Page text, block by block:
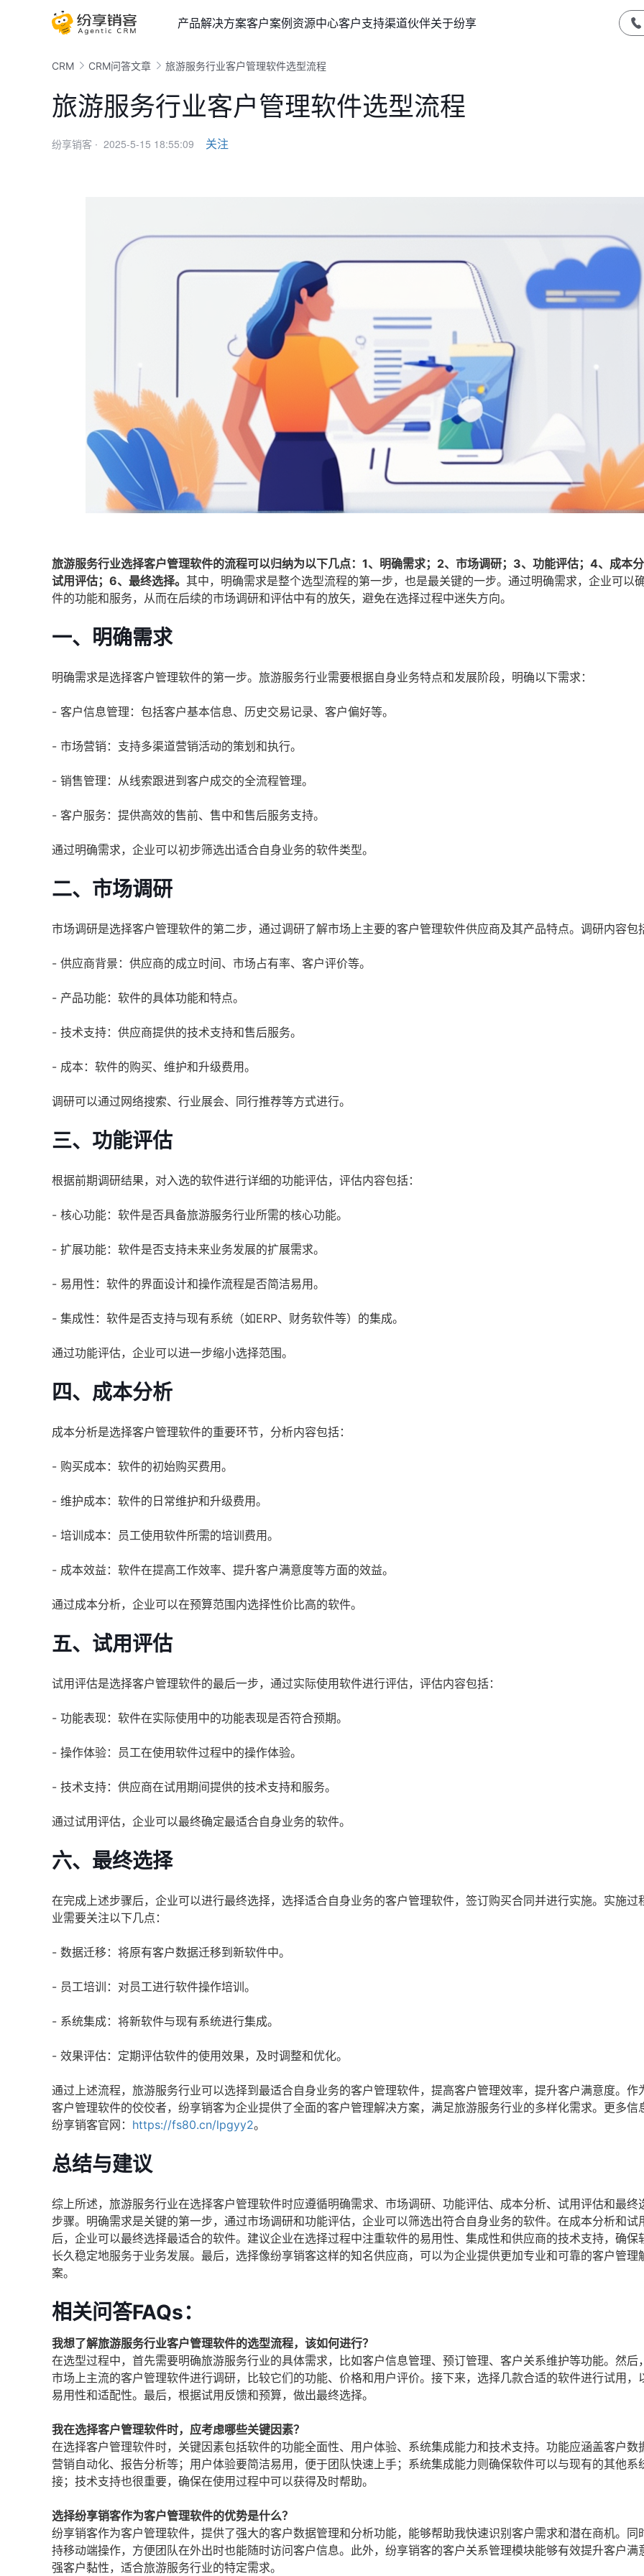
产品解决方案客户案例资源中心客户支持渠道伙伴关于纷享
CRM CRM问答文章 旅游服务行业客户管理软件选型流程
旅游服务行业客户管理软件选型流程
纷享销客 · 2025-5-15 18:55:09 关注
旅游服务行业选择客户管理软件的流程可以归纳为以下几点：1、明确需求；2、市场调研；3、功能评估；4、成本
试用评估；6、最终选择。 其中，明确需求是整个选型流程的第一步，也是最关键的一步。通过明确需求，企业可以
件的功能和服务，从而在后续的市场调研和评估中有的放矢，避免在选择过程中迷失方向。
一、明确需求
明确需求是选择客户管理软件的第一步。旅游服务行业需要根据自身业务特点和发展阶段，明确以下需求：
- 客户信息管理：包括客户基本信息、历史交易记录、客户偏好等。
- 市场营销：支持多渠道营销活动的策划和执行。
- 销售管理：从线索跟进到客户成交的全流程管理。
- 客户服务：提供高效的售前、售中和售后服务支持。
通过明确需求，企业可以初步筛选出适合自身业务的软件类型。
二、市场调研
市场调研是选择客户管理软件的第二步，通过调研了解市场上主要的客户管理软件供应商及其产品特点。调研内容包
- 供应商背景：供应商的成立时间、市场占有率、客户评价等。
- 产品功能：软件的具体功能和特点。
- 技术支持：供应商提供的技术支持和售后服务。
- 成本：软件的购买、维护和升级费用。
调研可以通过网络搜索、行业展会、同行推荐等方式进行。
三、功能评估
根据前期调研结果，对入选的软件进行详细的功能评估，评估内容包括：
- 核心功能：软件是否具备旅游服务行业所需的核心功能。
- 扩展功能：软件是否支持未来业务发展的扩展需求。
- 易用性：软件的界面设计和操作流程是否简洁易用。
- 集成性：软件是否支持与现有系统（如ERP、财务软件等）的集成。
通过功能评估，企业可以进一步缩小选择范围。
四、成本分析
成本分析是选择客户管理软件的重要环节，分析内容包括：
- 购买成本：软件的初始购买费用。
- 维护成本：软件的日常维护和升级费用。
- 培训成本：员工使用软件所需的培训费用。
- 成本效益：软件在提高工作效率、提升客户满意度等方面的效益。
通过成本分析，企业可以在预算范围内选择性价比高的软件。
五、试用评估
试用评估是选择客户管理软件的最后一步，通过实际使用软件进行评估，评估内容包括：
- 功能表现：软件在实际使用中的功能表现是否符合预期。
- 操作体验：员工在使用软件过程中的操作体验。
- 技术支持：供应商在试用期间提供的技术支持和服务。
通过试用评估，企业可以最终确定最适合自身业务的软件。
六、最终选择
在完成上述步骤后，企业可以进行最终选择，选择适合自身业务的客户管理软件，签订购买合同并进行实施。实施过
业需要关注以下几点：
- 数据迁移：将原有客户数据迁移到新软件中。
- 员工培训：对员工进行软件操作培训。
- 系统集成：将新软件与现有系统进行集成。
- 效果评估：定期评估软件的使用效果，及时调整和优化。
通过上述流程，旅游服务行业可以选择到最适合自身业务的客户管理软件，提高客户管理效率，提升客户满意度。作
客户管理软件的佼佼者，纷享销客为企业提供了全面的客户管理解决方案，满足旅游服务行业的多样化需求。更多信
纷享销客官网： https://fs80.cn/lpgyy2。
总结与建议
综上所述，旅游服务行业在选择客户管理软件时应遵循明确需求、市场调研、功能评估、成本分析、试用评估和最终
步骤。明确需求是关键的第一步，通过市场调研和功能评估，企业可以筛选出符合自身业务的软件。在成本分析和试
后，企业可以最终选择最适合的软件。建议企业在选择过程中注重软件的易用性、集成性和供应商的技术支持，确保
长久稳定地服务于业务发展。最后，选择像纷享销客这样的知名供应商，可以为企业提供更加专业和可靠的客户管理
案。
相关问答FAQs：
我想了解旅游服务行业客户管理软件的选型流程，该如何进行？
在选型过程中，首先需要明确旅游服务行业的具体需求，比如客户信息管理、预订管理、客户关系维护等功能。然后
市场上主流的客户管理软件进行调研，比较它们的功能、价格和用户评价。接下来，选择几款合适的软件进行试用，
易用性和适配性。最后，根据试用反馈和预算，做出最终选择。
我在选择客户管理软件时，应考虑哪些关键因素？
在选择客户管理软件时，关键因素包括软件的功能全面性、用户体验、系统集成能力和技术支持。功能应涵盖客户数
营销自动化、报告分析等；用户体验要简洁易用，便于团队快速上手；系统集成能力则确保软件可以与现有的其他系
接；技术支持也很重要，确保在使用过程中可以获得及时帮助。
选择纷享销客作为客户管理软件的优势是什么？
纷享销客作为客户管理软件，提供了强大的客户数据管理和分析功能，能够帮助我快速识别客户需求和潜在商机。同
持移动端操作，方便团队在外出时也能随时访问客户信息。此外，纷享销客的客户关系管理模块能够有效提升客户满
强客户黏性，适合旅游服务行业的特定需求。